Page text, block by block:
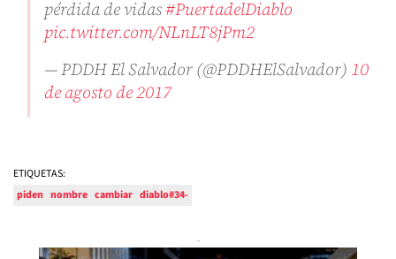
pérdida de vidas#PuertadelDiablo
pic.twitter.com/NLnLT8jPm2
— PDDH El Salvador (@PDDHElSalvador) 10
de agosto de 2017
ETIQUETAS:
piden nombre cambiar diablo#34-